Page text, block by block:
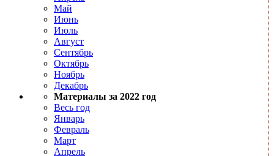
Май
Июнь
Июль
Август
Сентябрь
Октябрь
Ноябрь
Декабрь
Материалы за 2022 год
Весь год
Январь
Февраль
Март
Апрель